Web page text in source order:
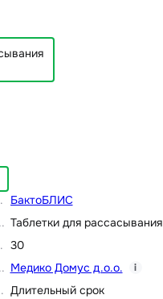
БактоБЛИС
Таблетки для рассасывания
30
Медико Домус д.о.о. i
Длительный срок